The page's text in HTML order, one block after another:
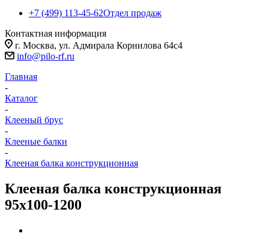
+7 (499) 113-45-62Отдел продаж
Контактная информация
г. Москва, ул. Адмирала Корнилова 64с4
info@pilo-rf.ru
Главная
-
Каталог
-
Клееный брус
-
Клееные балки
-
Клееная балка конструкционная
Клееная балка конструкционная
95х100-1200